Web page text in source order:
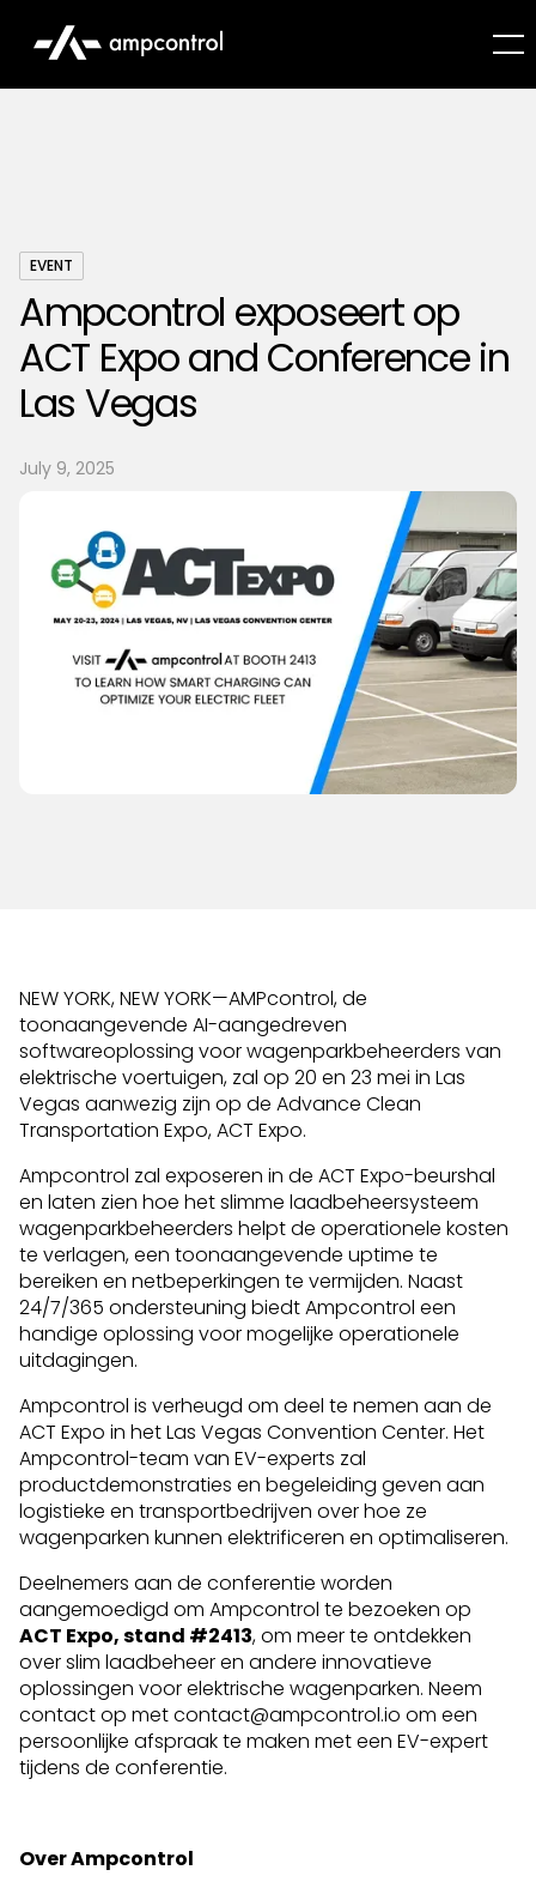
EVENT
Ampcontrol exposeert op
ACT Expo and Conference in
Las Vegas
July 9, 2025
NEW YORK, NEW YORK—AMPcontrol, de
toonaangevende AI-aangedreven
softwareoplossing voor wagenparkbeheerders van
elektrische voertuigen, zal op 20 en 23 mei in Las
Vegas aanwezig zijn op de Advance Clean
Transportation Expo, ACT Expo.
Ampcontrol zal exposeren in de ACT Expo-beurshal
en laten zien hoe het slimme laadbeheersysteem
wagenparkbeheerders helpt de operationele kosten
te verlagen, een toonaangevende uptime te
bereiken en netbeperkingen te vermijden. Naast
24/7/365 ondersteuning biedt Ampcontrol een
handige oplossing voor mogelijke operationele
uitdagingen.
Ampcontrol is verheugd om deel te nemen aan de
ACT Expo in het Las Vegas Convention Center. Het
Ampcontrol-team van EV-experts zal
productdemonstraties en begeleiding geven aan
logistieke en transportbedrijven over hoe ze
wagenparken kunnen elektrificeren en optimaliseren.
Deelnemers aan de conferentie worden
aangemoedigd om Ampcontrol te bezoeken op
ACT Expo, stand #2413, om meer te ontdekken
over slim laadbeheer en andere innovatieve
oplossingen voor elektrische wagenparken. Neem
contact op met contact@ampcontrol.io om een
persoonlijke afspraak te maken met een EV-expert
tijdens de conferentie.
Over Ampcontrol